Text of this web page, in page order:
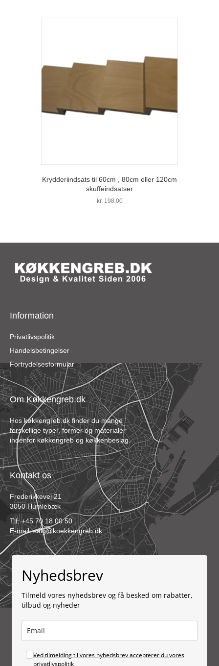
Krydderiindsats til 60cm , 80cm eller 120cm
skuffeindsatser
kr.198,00
Information
Privatlivspolitik
Handelsbetingelser
Fortrydelsesformular
Om Køkkengreb.dk
Hos køkkengreb.dk finder du mange
forskellige typer, former og materialer
indenfor køkkengreb og køkkenbeslag.
Kontakt os
Frederikkevej 21
3050 Humlebæk
Tlf:+45 70 18 00 50
E-mail:salg@koekkengreb.dk
Nyhedsbrev
Tilmeld vores nyhedsbrev og få besked om rabatter,
tilbud og nyheder
Ved tilmelding til vores nyhedsbrev accepterer du vores
privatlivspolitik